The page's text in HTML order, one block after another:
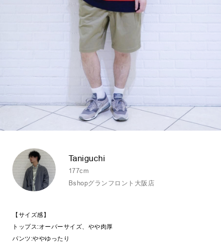
Taniguchi
177cm
Bshopグランフロント大阪店
【サイズ感】
トップス:オーバーサイズ、やや肉厚
パンツ:ややゆったり